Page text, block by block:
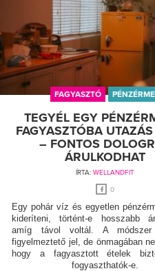
FAGYASZTÓ PÉNZÉRME
TEGYÉL EGY
FAGYASZTÓBA
– FONTOS
ÁRULKODHAT
ÍRTA: WELLANDFIT
0
Egy pohár víz és egyetlen
kideríteni, történt-e hosszabb
amíg távol voltál. A módszer
figyelmeztető jel, de önmagában
hogy a fagyasztott ételek
fogyaszthatók-e.